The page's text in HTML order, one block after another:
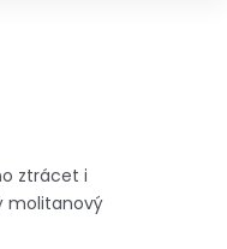
ztrácet i
molitanový